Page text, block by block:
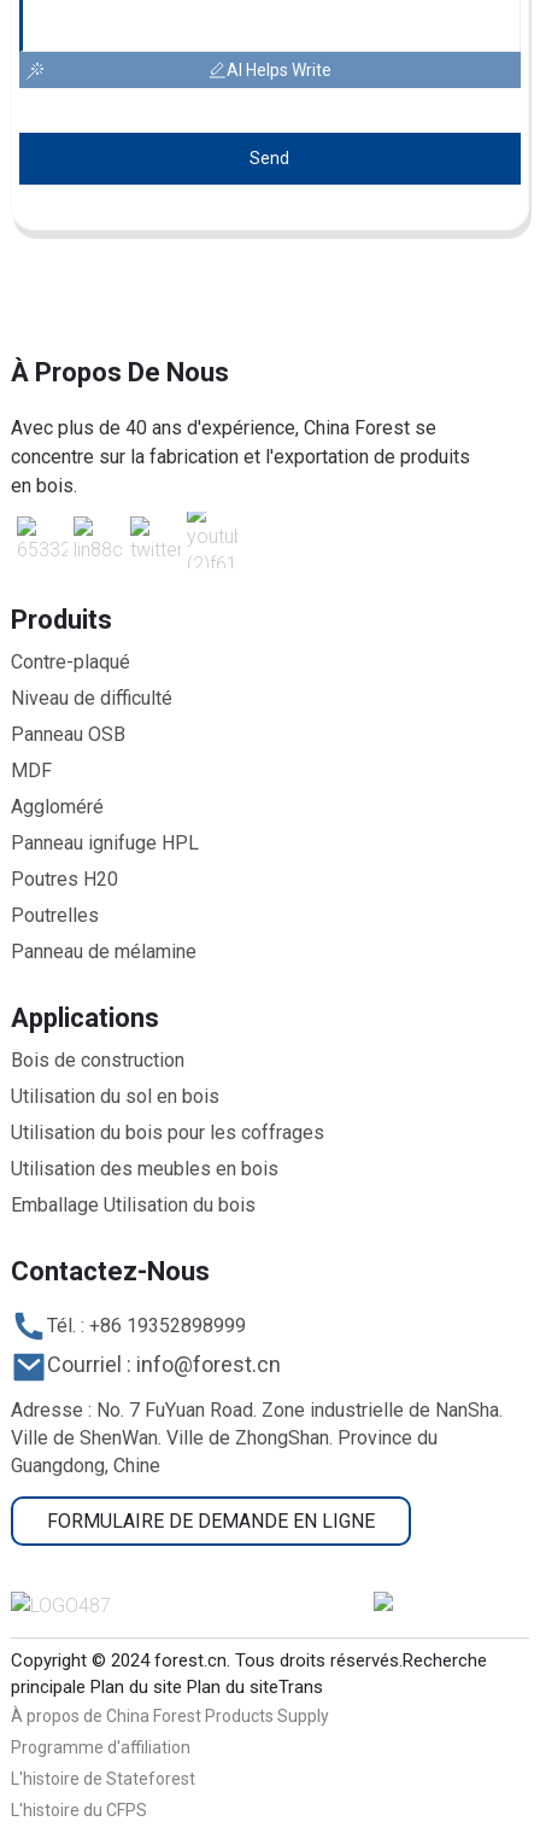
AI Helps Write
Send
À Propos De Nous
Avec plus de 40 ans d'expérience, China Forest se
concentre sur la fabrication et l'exportation de produits
en bois.
Produits
Contre-plaqué
Niveau de difficulté
Panneau OSB
MDF
Aggloméré
Panneau ignifuge HPL
Poutres H20
Poutrelles
Panneau de mélamine
Applications
Bois de construction
Utilisation du sol en bois
Utilisation du bois pour les coffrages
Utilisation des meubles en bois
Emballage Utilisation du bois
Contactez-Nous
Tél. : +86 19352898999
Courriel : info@forest.cn
Adresse : No. 7 FuYuan Road. Zone industrielle de NanSha.
Ville de ShenWan. Ville de ZhongShan. Province du
Guangdong, Chine
FORMULAIRE DE DEMANDE EN LIGNE
Copyright © 2024 forest.cn. Tous droits réservés.Recherche
principale Plan du site Plan du siteTrans
À propos de China Forest Products Supply
Programme d'affiliation
L'histoire de Stateforest
L'histoire du CFPS